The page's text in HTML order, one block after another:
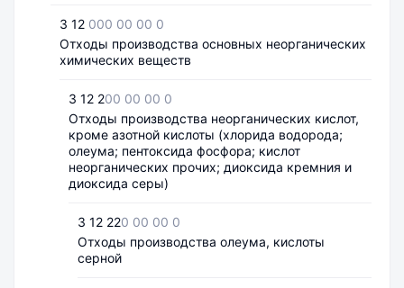
3 12 000 00 00 0
Отходы производства основных неорганических
химических веществ
3 12 200 00 00 0
Отходы производства неорганических кислот,
кроме азотной кислоты (хлорида водорода;
олеума; пентоксида фосфора; кислот
неорганических прочих; диоксида кремния и
диоксида серы)
3 12 220 00 00 0
Отходы производства олеума, кислоты
серной